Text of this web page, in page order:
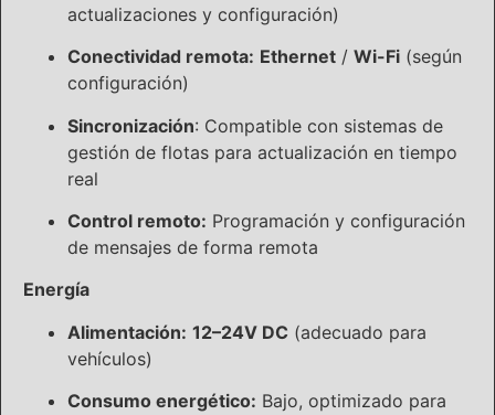
actualizaciones y configuración)
Conectividad remota: Ethernet / Wi-Fi (según
configuración)
Sincronización: Compatible con sistemas de
gestión de flotas para actualización en tiempo
real
Control remoto: Programación y configuración
de mensajes de forma remota
Energía
Alimentación: 12–24V DC (adecuado para
vehículos)
Consumo energético: Bajo, optimizado para